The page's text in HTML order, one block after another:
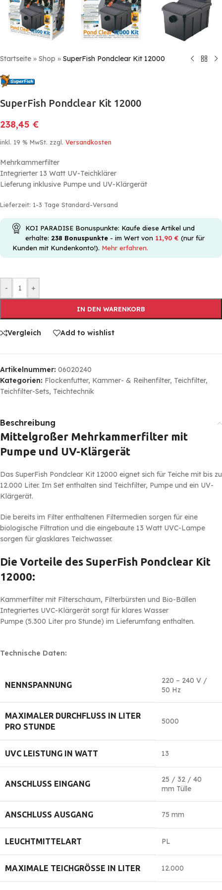
Startseite » Shop » SuperFish Pondclear Kit 12000
SuperFish Pondclear Kit 12000
238,45 €
inkl. 19 % MwSt. zzgl. Versandkosten
Mehrkammerfilter
Integrierter 13 Watt UV-Teichklärer
Lieferung inklusive Pumpe und UV-Klärgerät
Lieferzeit: 1-3 Tage Standard-Versand
KOI PARADISE Bonuspunkte: Kaufe diese Artikel und
erhalte: 238 Bonuspunkte - im Wert von 11,90 € (nur für
Kunden mit Kundenkonto!). Mehr erfahren.
- +
IN DEN WARENKORB
Vergleich Add to wishlist
Artikelnummer: 06020240
Kategorien: Flockenfutter, Kammer- & Reihenfilter, Teichfilter,
Teichfilter-Sets, Teichtechnik
Beschreibung
Mittelgroßer Mehrkammerfilter mit
Pumpe und UV-Klärgerät
Das SuperFish Pondclear Kit 12000 eignet sich für Teiche mit bis zu
12.000 Liter. Im Set enthalten sind Teichfilter, Pumpe und ein UV-
Klärgerät.
Die bereits im Filter enthaltenen Filtermedien sorgen für eine
biologische Filtration und die eingebaute 13 Watt UVC-Lampe
sorgen für glasklares Teichwasser.
Die Vorteile des SuperFish Pondclear Kit
12000:
Kammerfilter mit Filterschaum, Filterbürsten und Bio-Bällen
Integriertes UVC-Klärgerät sorgt für klares Wasser
Pumpe (5.300 Liter pro Stunde) im Lieferumfang enthalten.
Technische Daten:
NENNSPANNUNG
220 – 240 V /
50 Hz
MAXIMALER DURCHFLUSS IN LITER
PRO STUNDE
5000
UVC LEISTUNG IN WATT 13
ANSCHLUSS EINGANG
25 / 32 / 40
mm Tülle
ANSCHLUSS AUSGANG 75 mm
LEUCHTMITTELART PL
MAXIMALE TEICHGRÖSSE IN LITER 12.000